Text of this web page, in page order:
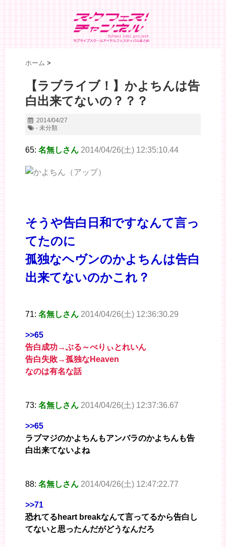
ホーム >
【ラブライブ！】かよちんは告
白出来てないの？？？
2014/04/27
- 未分類
65: 名無しさん 2014/04/26(土) 12:35:10.44
そうや告白日和ですなんて言っ
てたのに
孤独なヘヴンのかよちんは告白
出来てないのかこれ？
71: 名無しさん 2014/04/26(土) 12:36:30.29
>>65
告白成功→ぶる～べりぃとれいん
告白失敗→孤独なHeaven
なのは有名な話
73: 名無しさん 2014/04/26(土) 12:37:36.67
>>65
ラブマジのかよちんもアンバラのかよちんも告
白出来てないよね
88: 名無しさん 2014/04/26(土) 12:47:22.77
>>71
恐れてるheart breakなんて言ってるから告白し
てないと思ったんだがどうなんだろ